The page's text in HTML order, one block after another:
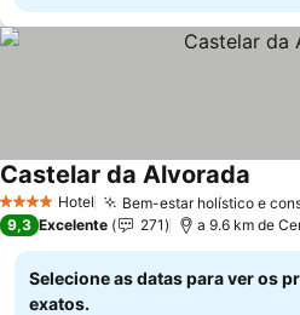
4 EstrelasHotel Bem-estar holístico e
Castelar da Alvorada
9,3 Excelente 271 a 9.6 km de
Selecione as datas para ver os
exatos.